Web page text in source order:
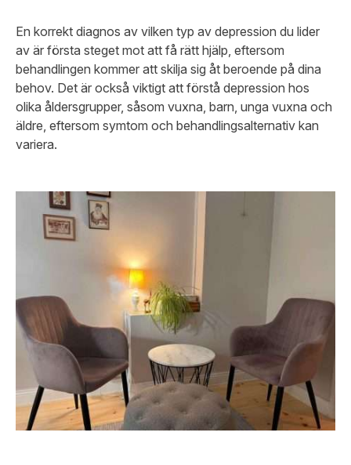
En korrekt diagnos av vilken typ av depression du lider
av är första steget mot att få rätt hjälp, eftersom
behandlingen kommer att skilja sig åt beroende på dina
behov. Det är också viktigt att förstå depression hos
olika åldersgrupper, såsom vuxna, barn, unga vuxna och
äldre, eftersom symtom och behandlingsalternativ kan
variera.